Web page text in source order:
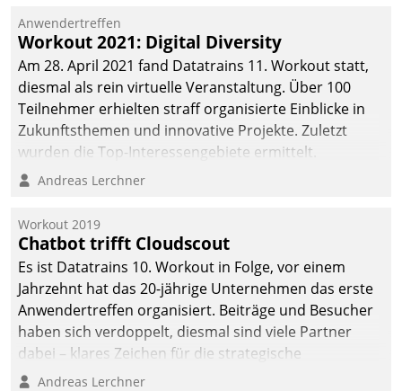
Cloud-Strategien und -
Lösungen mit hohem
Zukunftspotenzial.
Anwendertreffen
Workout 2021: Digital Diversity
Am 28. April 2021 fand Datatrains 11. Workout statt,
diesmal als rein virtuelle Veranstaltung. Über 100
Teilnehmer erhielten straff organisierte Einblicke in
Zukunftsthemen und innovative Projekte. Zuletzt
wurden die Top-Interessengebiete ermittelt.
Andreas Lerchner
Workout 2019
Chatbot trifft Cloudscout
Es ist Datatrains 10. Workout in Folge, vor einem
Jahrzehnt hat das 20-jährige Unternehmen das erste
Anwendertreffen organisiert. Beiträge und Besucher
haben sich verdoppelt, diesmal sind viele Partner
dabei – klares Zeichen für die strategische
Fokussierung auf den Kunden.
Andreas Lerchner